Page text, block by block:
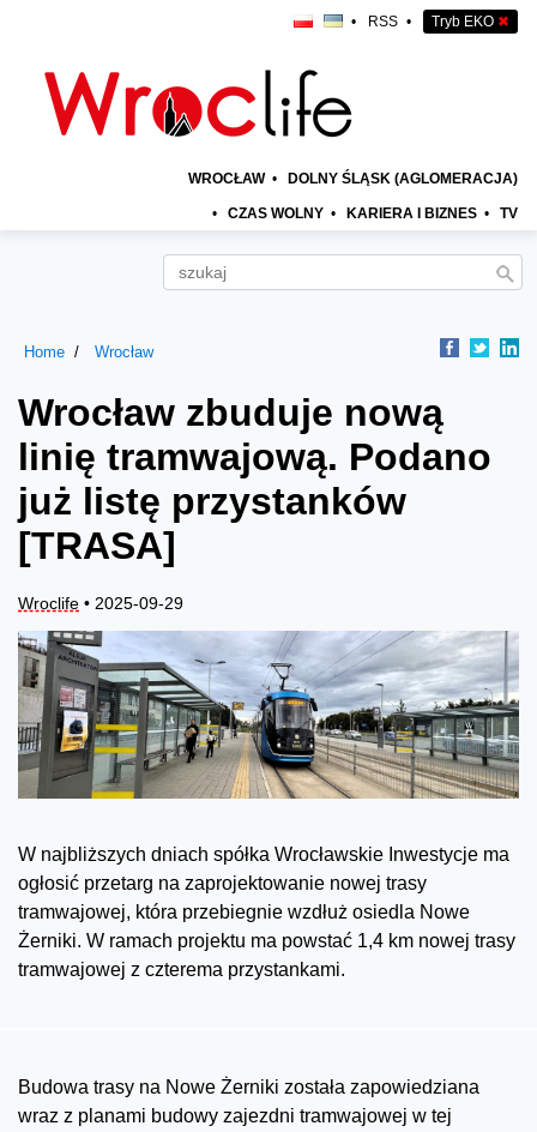
• RSS • Tryb EKO ✖
WROCŁAW • DOLNY ŚLĄSK (AGLOMERACJA)
• CZAS WOLNY • KARIERA I BIZNES • TV
Home Wrocław
Wrocław zbuduje nową
linię tramwajową. Podano
już listę przystanków
[TRASA]
Wroclife • 2025-09-29
W najbliższych dniach spółka Wrocławskie Inwestycje ma
ogłosić przetarg na zaprojektowanie nowej trasy
tramwajowej, która przebiegnie wzdłuż osiedla Nowe
Żerniki. W ramach projektu ma powstać 1,4 km nowej trasy
tramwajowej z czterema przystankami.
Budowa trasy na Nowe Żerniki została zapowiedziana
wraz z planami budowy zajezdni tramwajowej w tej